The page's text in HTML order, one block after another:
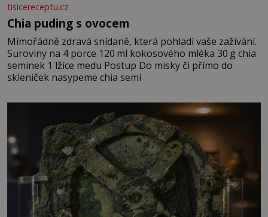
tisicereceptu.cz
Chia puding s ovocem
Mimořádně zdravá snídaně, která pohladí vaše zažívání.
Suroviny na 4 porce 120 ml kokosového mléka 30 g chia
semínek 1 lžíce medu Postup Do misky či přímo do
skleniček nasypeme chia semí